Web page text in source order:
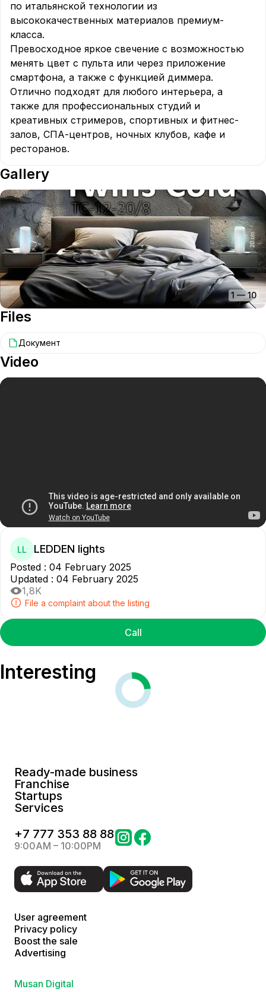
по итальянской технологии из
высококачественных материалов премиум-
класса.
Превосходное яркое свечение с возможностью
менять цвет с пульта или через приложение
смартфона, а также с функцией диммера.
Отлично подходят для любого интерьера, а
также для профессиональных студий и
креативных стримеров, спортивных и фитнес-
залов, СПА-центров, ночных клубов, кафе и
ресторанов.
Gallery
1 —10
Files
Документ
Video
LL LEDDEN lights
Posted : 04 February 2025
Updated : 04 February 2025
1,8K
File a complaint about the listing
Call
Interesting
Ready-made business
Franchise
Startups
Services
+7 777 353 88 88
9:00AM – 10:00PM
User agreement
Privacy policy
Boost the sale
Advertising
Musan Digital